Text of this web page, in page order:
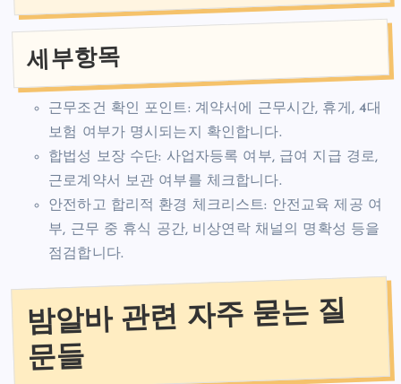
세부항목
근무조건 확인 포인트: 계약서에 근무시간, 휴게, 4대
보험 여부가 명시되는지 확인합니다.
합법성 보장 수단: 사업자등록 여부, 급여 지급 경로,
근로계약서 보관 여부를 체크합니다.
안전하고 합리적 환경 체크리스트: 안전교육 제공 여
부, 근무 중 휴식 공간, 비상연락 채널의 명확성 등을
점검합니다.
밤알바 관련 자주 묻는 질
문들